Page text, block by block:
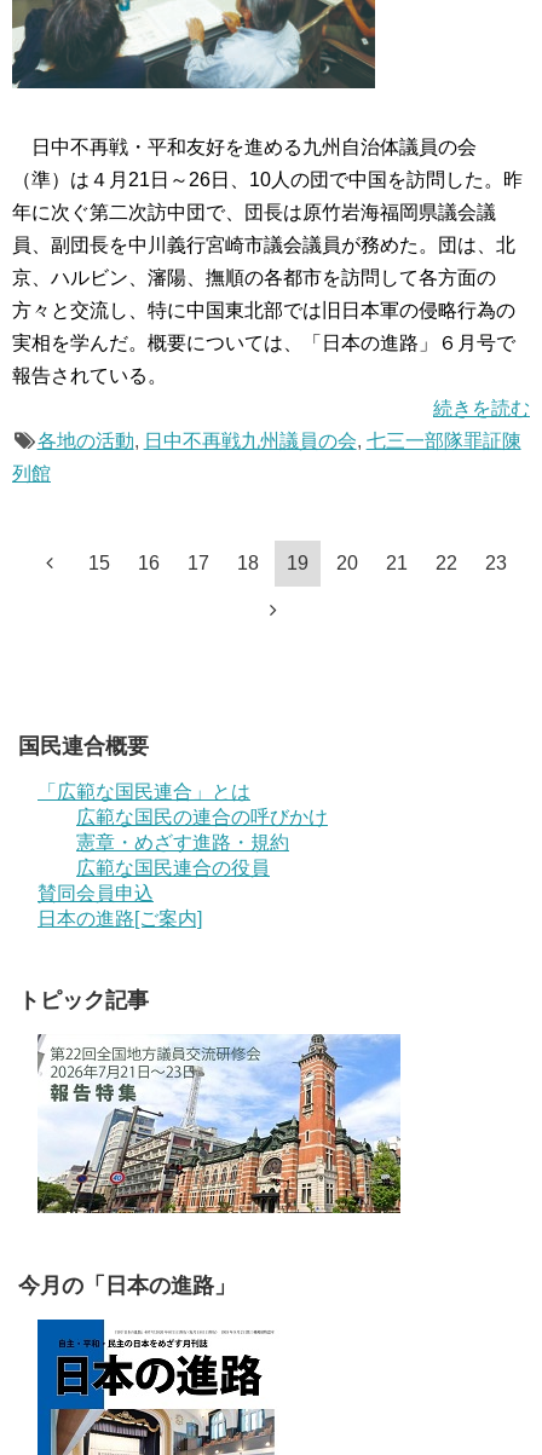
日中不再戦・平和友好を進める九州自治体議員の会
（準）は４月21日～26日、10人の団で中国を訪問した。昨
年に次ぐ第二次訪中団で、団長は原竹岩海福岡県議会議
員、副団長を中川義行宮崎市議会議員が務めた。団は、北
京、ハルビン、瀋陽、撫順の各都市を訪問して各方面の
方々と交流し、特に中国東北部では旧日本軍の侵略行為の
実相を学んだ。概要については、「日本の進路」６月号で
報告されている。
続きを読む
各地の活動, 日中不再戦九州議員の会, 七三一部隊罪証陳
列館
15 16 17 18 19 20 21 22 23
国民連合概要
「広範な国民連合」とは
広範な国民の連合の呼びかけ
憲章・めざす進路・規約
広範な国民連合の役員
賛同会員申込
日本の進路[ご案内]
トピック記事
今月の「日本の進路」